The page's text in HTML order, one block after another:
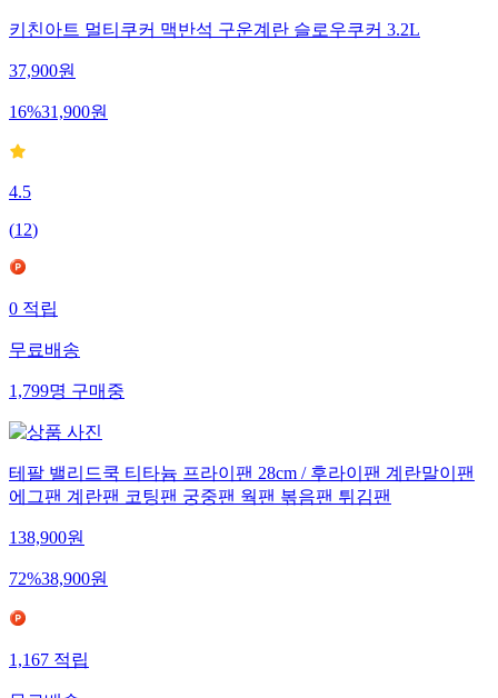
키친아트 멀티쿠커 맥반석 구운계란 슬로우쿠커 3.2L
37,900원
16%31,900원
4.5
(12)
0적립
무료배송
1,799명구매중
테팔 밸리드쿡 티타늄 프라이팬 28cm / 후라이팬 계란말이팬
에그팬 계란팬 코팅팬 궁중팬 웍팬 볶음팬 튀김팬
138,900원
72%38,900원
1,167적립